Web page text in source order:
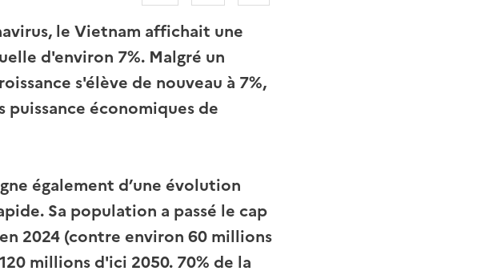
le Vietnam affichait une
d'environ 7%. Malgré un
s'élève de nouveau à 7%,
puissance économiques de
également d’une évolution
Sa population a passé le cap
2024 (contre environ 60 millions
millions d'ici 2050. 70% de la